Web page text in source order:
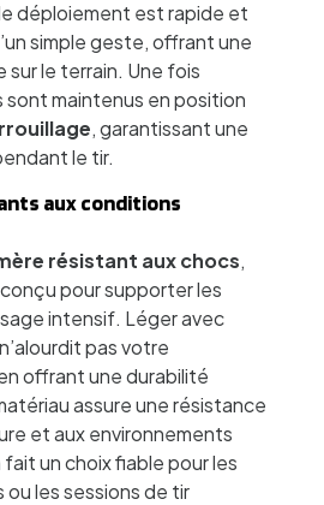
déploiement est rapide et
simple geste, offrant une
le terrain. Une fois
sont maintenus en position
, garantissant une
le tir.
aux conditions
résistant aux chocs,
pour supporter les
intensif. Léger avec
n’alourdit pas votre
offrant une durabilité
assure une résistance
et aux environnements
un choix fiable pour les
les sessions de tir